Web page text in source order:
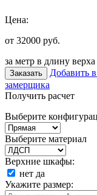
Цена:
от 32000 руб.
за метр в длину
Заказать Добавить
замерщика
Получить расчет
Выберите
Выберите материал
Верхние шкафы:
нет да
Укажите размер: